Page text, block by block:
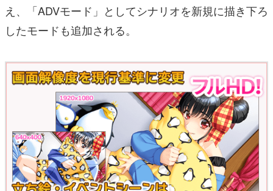
え、「ADVモード」としてシナリオを新規に描き下ろ
したモードも追加される。